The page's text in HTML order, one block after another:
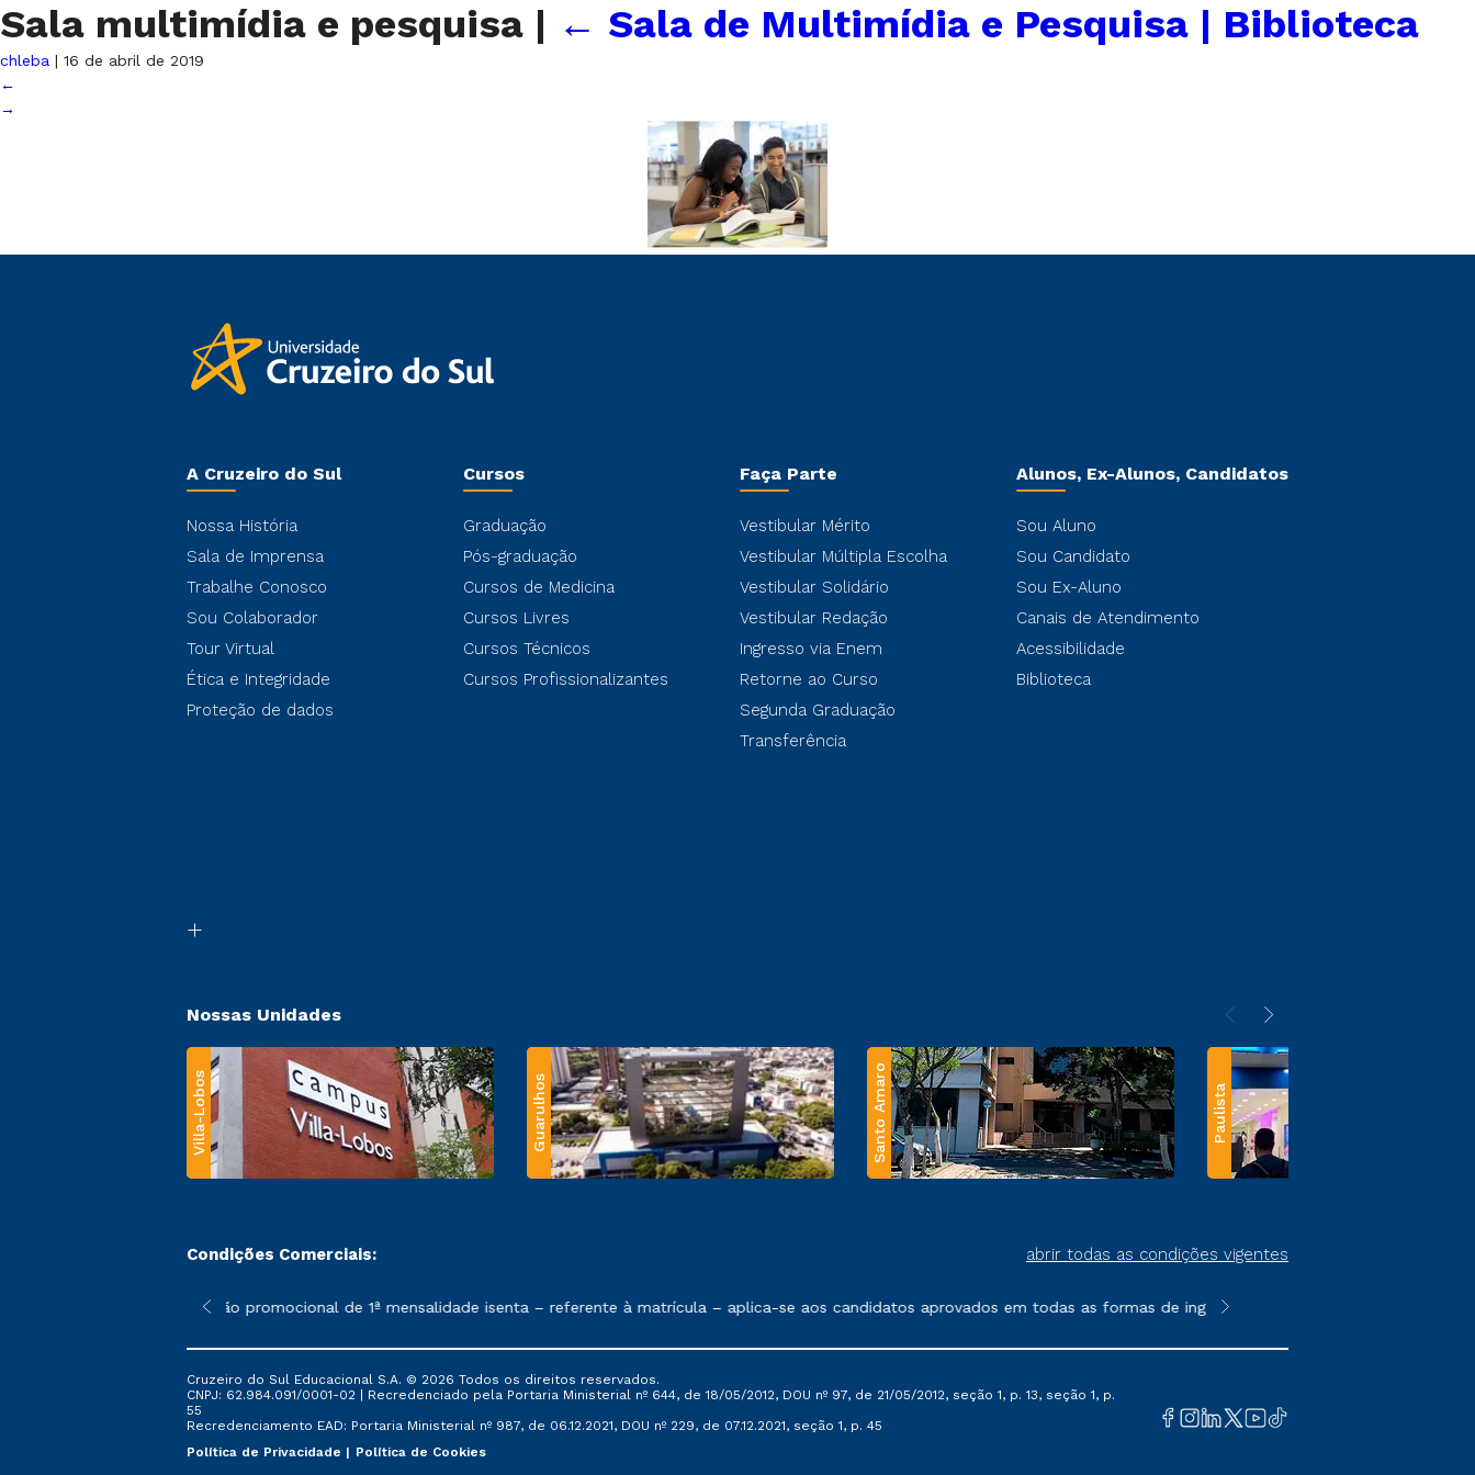
Sala multimídia e pesquisa | ← Sala de Multimídia e Pesquisa | Biblioteca
chleba | 16 de abril de 2019
←
→
A Cruzeiro do Sul
Nossa História
Sala de Imprensa
Trabalhe Conosco
Sou Colaborador
Tour Virtual
Ética e Integridade
Proteção de dados
Cursos
Graduação
Pós-graduação
Cursos de Medicina
Cursos Livres
Cursos Técnicos
Cursos Profissionalizantes
Faça Parte
Vestibular Mérito
Vestibular Múltipla Escolha
Vestibular Solidário
Vestibular Redação
Ingresso via Enem
Retorne ao Curso
Segunda Graduação
Transferência
Alunos, Ex-Alunos, Candidatos
Sou Aluno
Sou Candidato
Sou Ex-Aluno
Canais de Atendimento
Acessibilidade
Biblioteca
Nossas Unidades
Villa-Lobos Guarulhos Santo Amaro Paulista
Condições Comerciais: abrir todas as condições vigentes
sofrer alterações nos períodos de rematrícula conforme exposto no contrato de prestação de serviços.
*A condição promocional de 1ª mensalidade isenta – referente à matrícula – aplica-se aos candidatos aprovados em todas as formas de ingresso, exceto na prova on-line
**Semipresencial e EAD são
Cruzeiro do Sul Educacional S.A. © 2026 Todos os direitos reservados.
CNPJ: 62.984.091/0001-02 | Recredenciado pela Portaria Ministerial nº 644, de 18/05/2012, DOU nº 97, de 21/05/2012, seção 1, p. 13, seção 1, p.
55
Recredenciamento EAD: Portaria Ministerial nº 987, de 06.12.2021, DOU nº 229, de 07.12.2021, seção 1, p. 45
Política de Privacidade
Política de Cookies